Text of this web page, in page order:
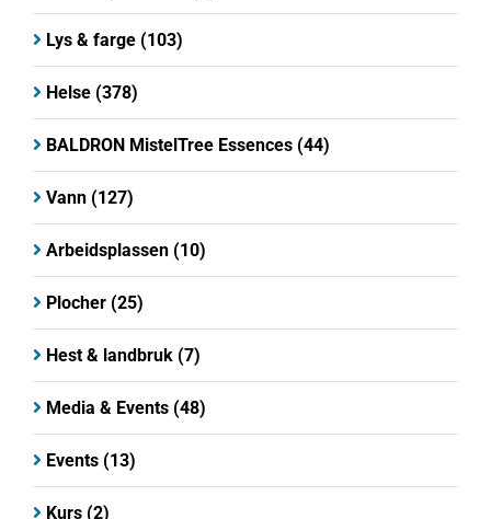
Lys & farge (103)
Helse (378)
BALDRON MistelTree Essences (44)
Vann (127)
Arbeidsplassen (10)
Plocher (25)
Hest & landbruk (7)
Media & Events (48)
Events (13)
Kurs (2)